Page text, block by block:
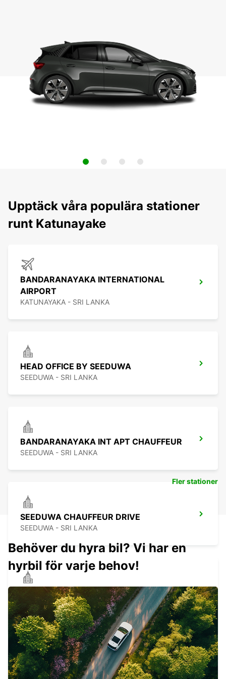
Upptäck våra populära stationer
runt Katunayake
BANDARANAYAKA INTERNATIONAL
AIRPORT
KATUNAYAKA - SRI LANKA
HEAD OFFICE BY SEEDUWA
SEEDUWA - SRI LANKA
BANDARANAYAKA INT APT CHAUFFEUR
SEEDUWA - SRI LANKA
SEEDUWA CHAUFFEUR DRIVE
SEEDUWA - SRI LANKA
COLOMBO DOWN TOWN CHAUFFEUR
DRIVE
COLOMBO - SRI LANKA
Fler stationer
Behöver du hyra bil? Vi har en
hyrbil för varje behov!